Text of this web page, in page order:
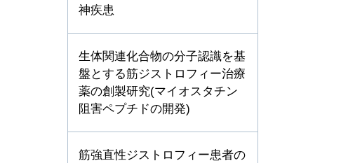
神疾患
生体関連化合物の分子認識を基
盤とする筋ジストロフィー治療
薬の創製研究(マイオスタチン
阻害ペプチドの開発)
筋強直性ジストロフィー患者の